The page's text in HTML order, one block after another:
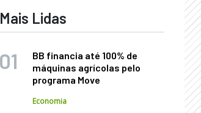
Mais Lidas
BB financia até 100% de
máquinas agrícolas pelo
programa Move
Economia